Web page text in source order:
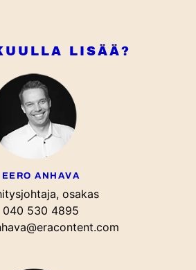
LISÄÄ?
EERO ANHAVA
osakas
040 530 4895